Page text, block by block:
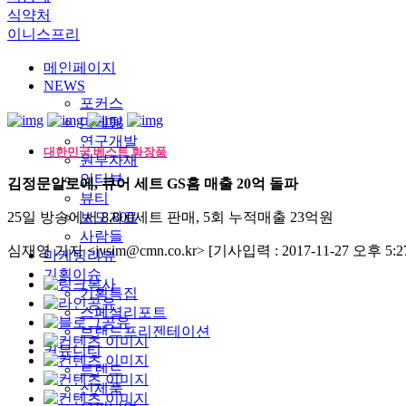
식약처
이니스프리
메인페이지
NEWS
포커스
마케팅
연구개발
원부자재
인터뷰
뷰티
보도자료
사람들
마케팅리뷰
기획이슈
기획특집
스페셜리포트
브랜드프리젠테이션
커뮤니티
트렌드
신제품
대한민국 베스트 화장품
김정문알로에, 큐어 세트 GS홈 매출 20억 돌파
25일 방송에서 8,800세트 판매, 5회 누적매출 23억원
심재영 기자 <jysim@cmn.co.kr> [기사입력 : 2017-11-27 오후